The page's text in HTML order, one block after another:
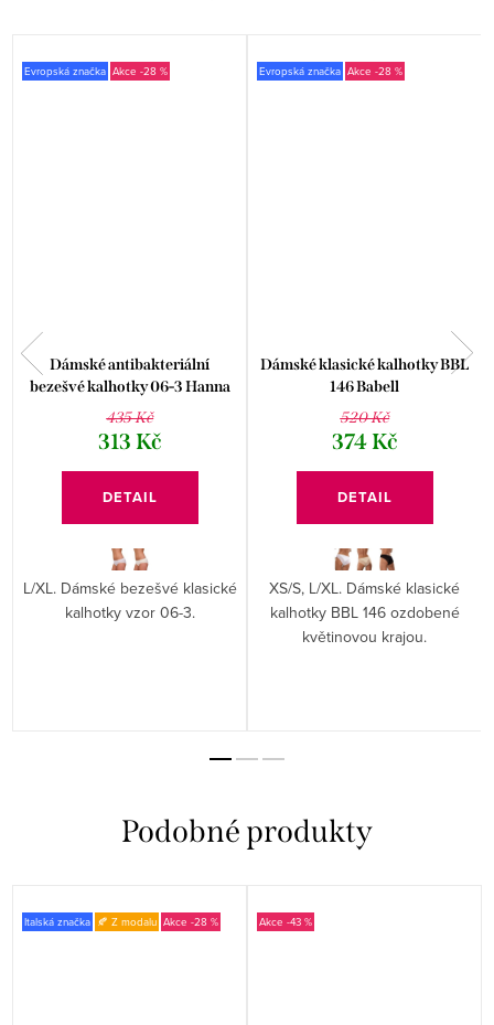
Evropská značka -28 %
Dámské antibakteriální
bezešvé kalhotky 06-3 Hanna
Style
435 Kč
313 Kč
DETAIL
L/XL. Dámské bezešvé klasické
kalhotky vzor 06-3.
Evropská značka -28 %
Dámské klasické kalhotky BBL
146 Babell
520 Kč
374 Kč
DETAIL
XS/S, L/XL. Dámské klasické
kalhotky BBL 146 ozdobené
květinovou krajou.
Italská značka 🍂 Z modalu -28 % -43 %